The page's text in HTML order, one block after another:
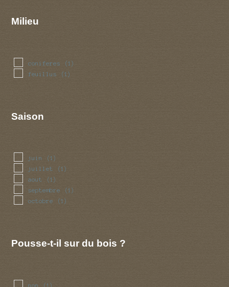
Milieu
coniferes (1)
feuillus (1)
Saison
juin (1)
juillet (1)
aout (1)
septembre (1)
octobre (1)
Pousse-t-il sur du bois ?
non (1)